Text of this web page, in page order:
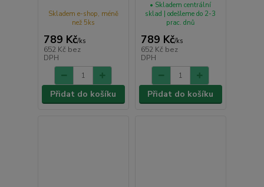
789 Kč/ks
652 Kč bez
DPH
Skladem e-shop, méně
než 5ks
Přidat do košíku
789 Kč/ks
652 Kč bez
DPH
• Skladem centrální
sklad | odešleme do 2-3
prac. dnů
Přidat do košíku